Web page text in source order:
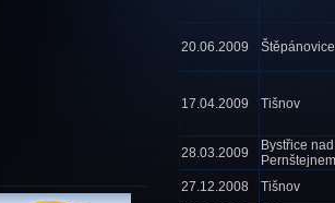
20.06.2009 Štěpánovice
17.04.2009 Tišnov
28.03.2009
Bystřice nad
Pernštejnem
27.12.2008
Tišnov